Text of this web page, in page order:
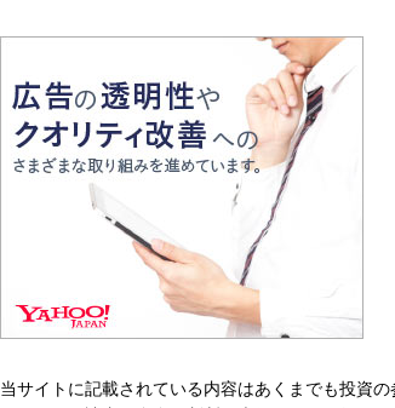
当サイトに記載されている内容はあくまでも投資